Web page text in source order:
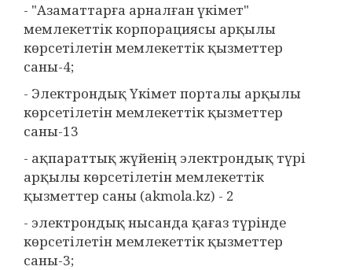
- "Азаматтарға арналған үкімет"
мемлекеттік корпорациясы арқылы
көрсетілетін мемлекеттік қызметтер
саны-4;
- Электрондық Үкімет порталы арқылы
көрсетілетін мемлекеттік қызметтер
саны-13
- ақпараттық жүйенің электрондық түрі
арқылы көрсетілетін мемлекеттік
қызметтер саны (akmola.kz) - 2
- электрондық нысанда қағаз түрінде
көрсетілетін мемлекеттік қызметтер
саны-3;